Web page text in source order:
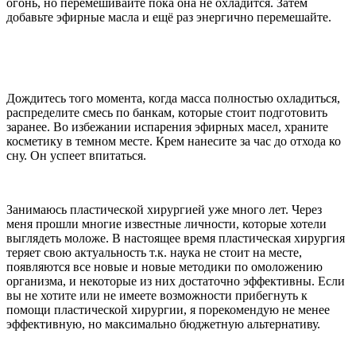
огонь, но перемешивайте пока она не охладится. Затем
добавьте эфирные масла и ещё раз энергично перемешайте.
Дождитесь того момента, когда масса полностью охладиться,
распределите смесь по банкам, которые стоит подготовить
заранее. Во избежании испарения эфирных масел, храните
косметику в темном месте. Крем нанесите за час до отхода ко
сну. Он успеет впитаться.
Занимаюсь пластической хирургией уже много лет. Через
меня прошли многие известные личности, которые хотели
выглядеть моложе. В настоящее время пластическая хирургия
теряет свою актуальность т.к. наука не стоит на месте,
появляются все новые и новые методики по омоложению
организма, и некоторые из них достаточно эффективны. Если
вы не хотите или не имеете возможности прибегнуть к
помощи пластической хирургии, я порекомендую не менее
эффективную, но максимально бюджетную альтернативу.